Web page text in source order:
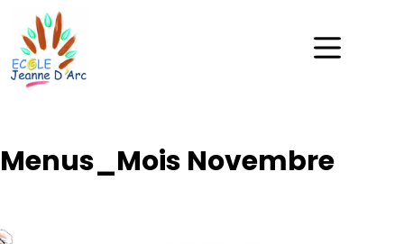
Menus_Mois Novembre